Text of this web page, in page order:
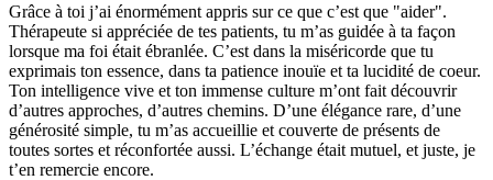
Grâce à toi j’ai énormément appris sur ce que c’est que "aider".
Thérapeute si appréciée de tes patients, tu m’as guidée à ta façon
lorsque ma foi était ébranlée. C’est dans la miséricorde que tu
exprimais ton essence, dans ta patience inouïe et ta lucidité de coeur.
Ton intelligence vive et ton immense culture m’ont fait découvrir
d’autres approches, d’autres chemins. D’une élégance rare, d’une
générosité simple, tu m’as accueillie et couverte de présents de
toutes sortes et réconfortée aussi. L’échange était mutuel, et juste, je
t’en remercie encore.